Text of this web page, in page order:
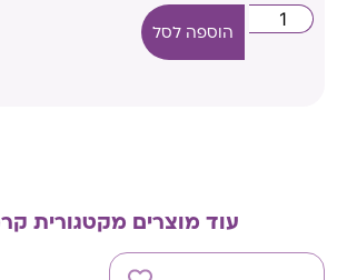
הוספה לסל
עוד מוצרים מקטגורית